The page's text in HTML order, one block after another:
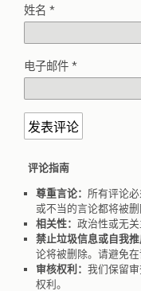
姓名 *
电子邮件 *
评论指南
尊重言论： 所有评论
或不当的言论都将被删
相关性： 政治性或无关
禁止垃圾信息或自我推
论将被删除。请避免在
审核权利： 我们保留
权利。